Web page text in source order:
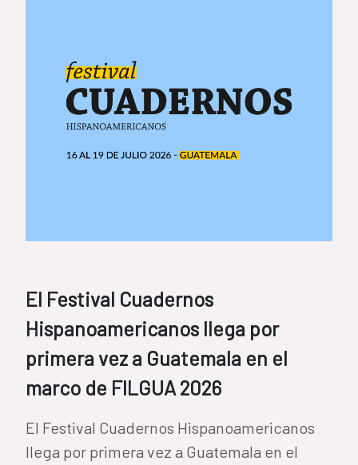
El Festival Cuadernos
Hispanoamericanos llega por
primera vez a Guatemala en el
marco de FILGUA 2026
El Festival Cuadernos Hispanoamericanos
llega por primera vez a Guatemala en el